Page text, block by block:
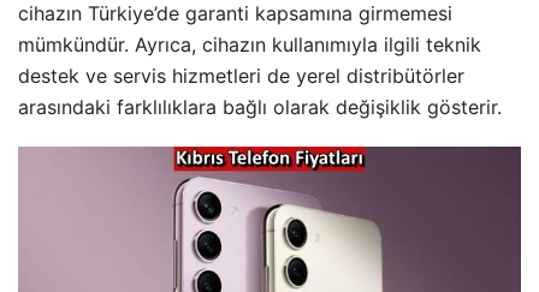
cihazın Türkiye’de garanti kapsamına girmemesi
mümkündür. Ayrıca, cihazın kullanımıyla ilgili teknik
destek ve servis hizmetleri de yerel distribütörler
arasındaki farklılıklara bağlı olarak değişiklik gösterir.